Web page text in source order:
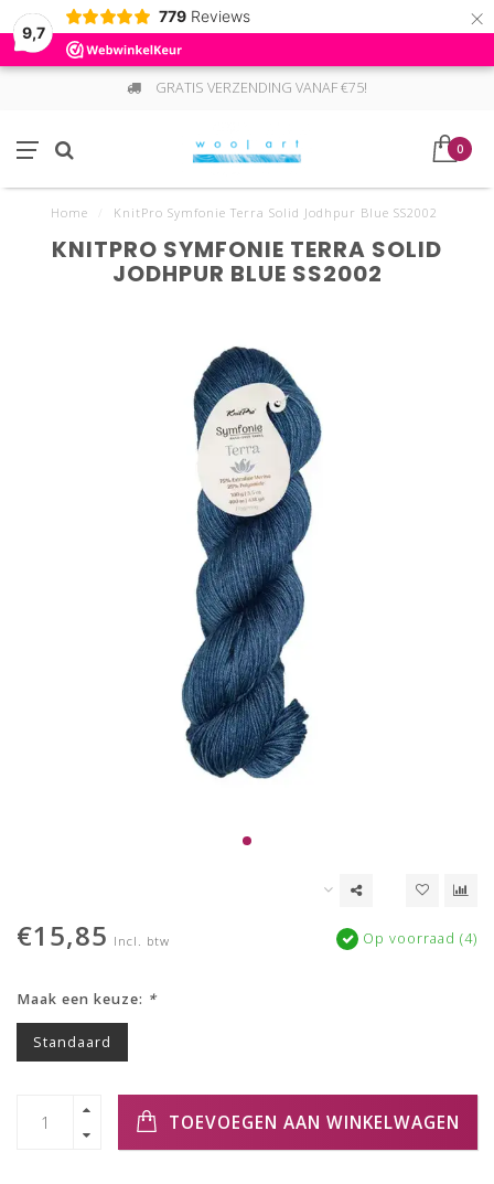
9,7
779 Reviews ×
GRATIS VERZENDING VANAF €75!
0
Home KnitPro Symfonie Terra Solid Jodhpur Blue SS2002
KNITPRO SYMFONIE TERRA SOLID
JODHPUR BLUE SS2002
€15,85 Incl. btw Op voorraad (4)
Maak een keuze: *
Standaard
TOEVOEGEN AAN WINKELWAGEN